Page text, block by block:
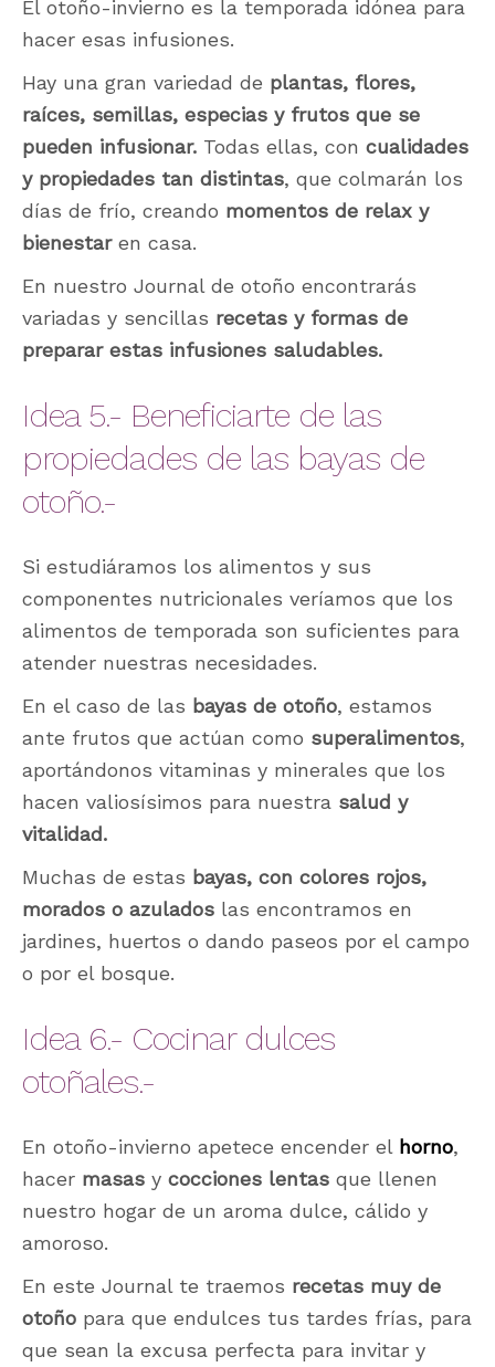
El otoño-invierno es la temporada idónea para
hacer esas infusiones.
Hay una gran variedad de plantas, flores,
raíces, semillas, especias y frutos que se
pueden infusionar. Todas ellas, con cualidades
y propiedades tan distintas, que colmarán los
días de frío, creando momentos de relax y
bienestaren casa.
En nuestro Journal de otoño encontrarás
variadas y sencillas recetas y formas de
preparar estas infusiones saludables.
Idea 5.- Beneficiarte de las
propiedades de las bayas de
otoño.-
Si estudiáramos los alimentos y sus
componentes nutricionales veríamos que los
alimentos de temporada son suficientes para
atender nuestras necesidades.
En el caso de las bayas de otoño, estamos
ante frutos que actúan como superalimentos,
aportándonos vitaminas y minerales que los
hacen valiosísimos para nuestra salud y
vitalidad.
Muchas de estas bayas, con colores rojos,
morados o azulados las encontramos en
jardines, huertos o dando paseos por el campo
o por el bosque.
Idea 6.- Cocinar dulces
otoñales.-
En otoño-invierno apetece encender el horno,
hacer masas y cocciones lentas que llenen
nuestro hogar de un aroma dulce, cálido y
amoroso.
En este Journal te traemos recetas muy de
otoño para que endulces tus tardes frías, para
que sean la excusa perfecta para invitar y